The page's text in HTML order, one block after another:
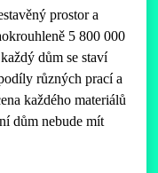
prostor a
5 800 000
dům se staví
různých prací a
každého materiálů
dům nebude mít